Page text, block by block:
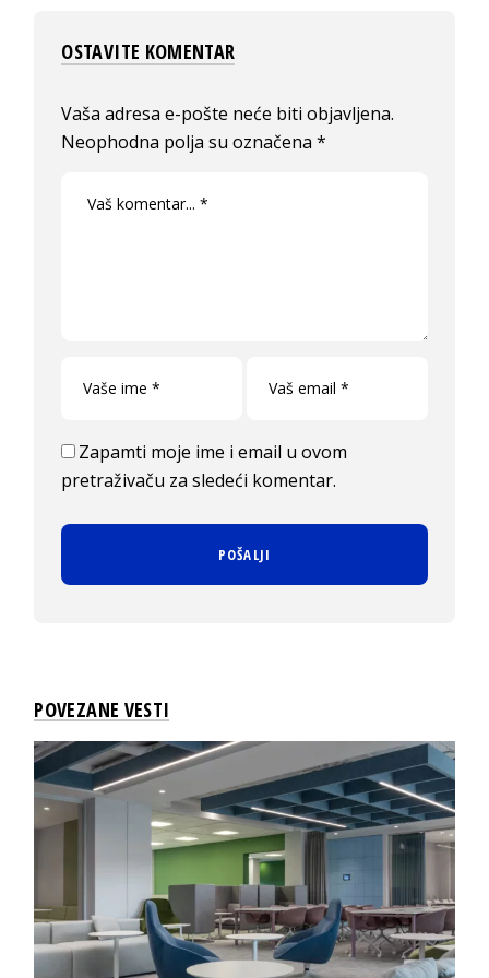
OSTAVITE KOMENTAR
Vaša adresa e-pošte neće biti objavljena.
Neophodna polja su označena*
Zapamti moje ime i email u ovom
pretraživaču za sledeći komentar.
POVEZANE VESTI